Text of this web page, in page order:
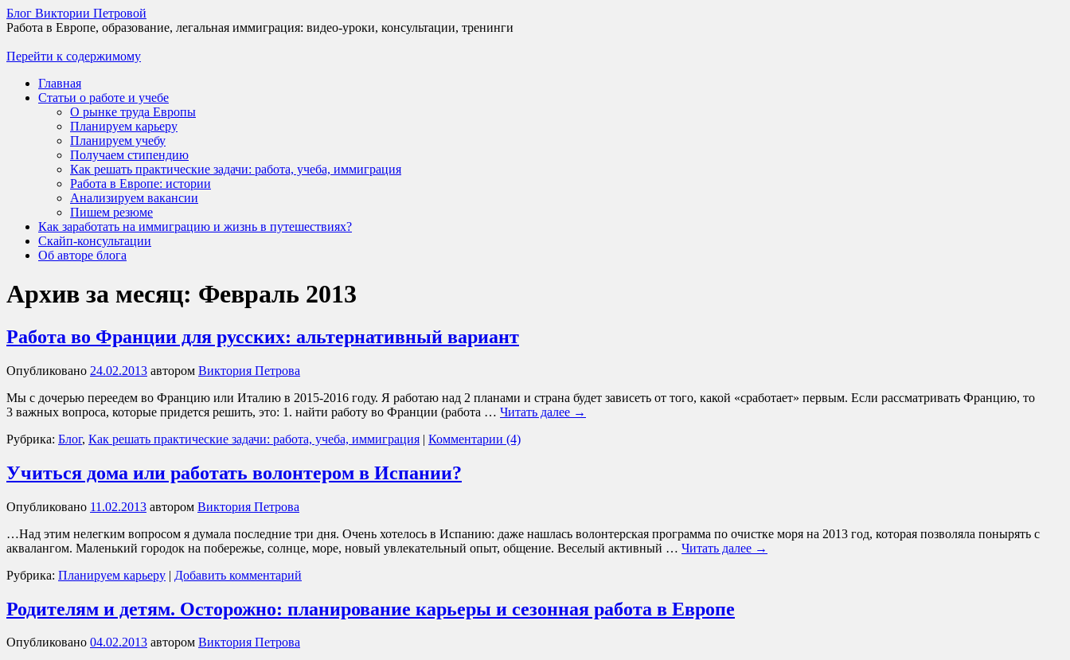
Блог Виктории Петровой
Работа в Европе, образование, легальная иммиграция: видео-уроки, консультации, тренинги
Перейти к содержимому
Главная
Статьи о работе и учебе
О рынке труда Европы
Планируем карьеру
Планируем учебу
Получаем стипендию
Как решать практические задачи: работа, учеба, иммиграция
Работа в Европе: истории
Анализируем вакансии
Пишем резюме
Как заработать на иммиграцию и жизнь в путешествиях?
Скайп-консультации
Об авторе блога
Архив за месяц: Февраль 2013
Работа во Франции для русских: альтернативный вариант
Опубликовано 24.02.2013 автором Виктория Петрова
Мы с дочерью переедем во Францию или Италию в 2015-2016 году. Я работаю над 2 планами и страна будет зависеть от того, какой «сработает» первым. Если рассматривать Францию, то
3 важных вопроса, которые придется решить, это: 1. найти работу во Франции (работа … Читать далее →
Рубрика: Блог, Как решать практические задачи: работа, учеба, иммиграция | Комментарии (4)
Учиться дома или работать волонтером в Испании?
Опубликовано 11.02.2013 автором Виктория Петрова
…Над этим нелегким вопросом я думала последние три дня. Очень хотелось в Испанию: даже нашлась волонтерская программа по очистке моря на 2013 год, которая позволяла понырять с
аквалангом. Маленький городок на побережье, солнце, море, новый увлекательный опыт, общение. Веселый активный … Читать далее →
Рубрика: Планируем карьеру | Добавить комментарий
Родителям и детям. Осторожно: планирование карьеры и сезонная работа в Европе
Опубликовано 04.02.2013 автором Виктория Петрова